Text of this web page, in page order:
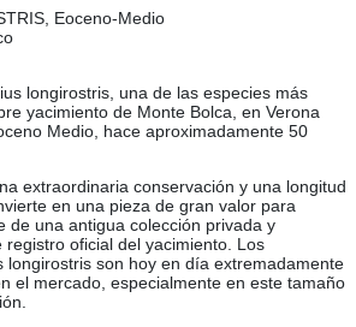
Eoceno-Medio
longirostris, una de las especies más
yacimiento de Monte Bolca, en Verona
Medio, hace aproximadamente 50
extraordinaria conservación y una longitud
en una pieza de gran valor para
de una antigua colección privada y
oficial del yacimiento. Los
longirostris son hoy en día extremadamente
el mercado, especialmente en este tamaño